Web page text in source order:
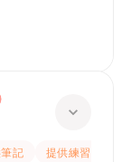
記
提供練習題/試題